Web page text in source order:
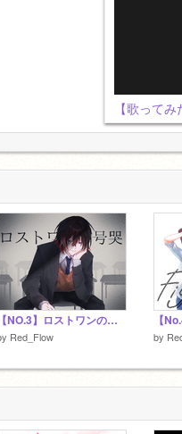
【歌って
【NO.3】ロストワンの号哭歌ってみた
Red_Flow by